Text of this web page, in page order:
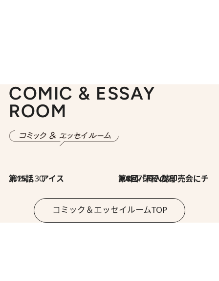
COMIC & ESSAY
ROOM
2026.7.30
第15話 アイス 2026.7.30
第8回「同人誌即売会にチャレンジ その2」
コミック＆エッセイルームTOP